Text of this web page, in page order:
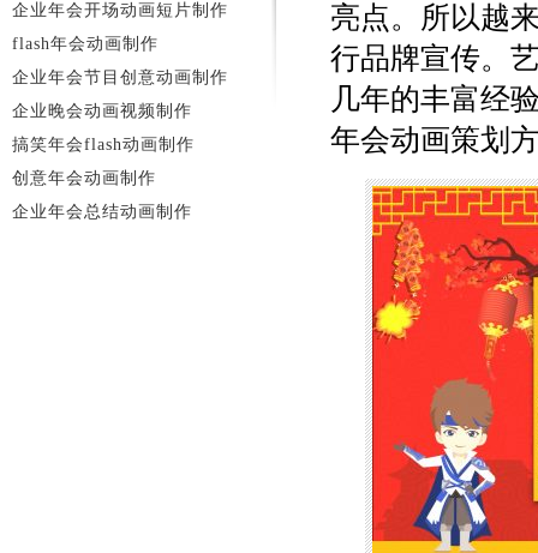
亮点。所以越
行品牌宣传。
几年的丰富经
年会动画策划
企业年会开场动画短片制作
flash年会动画制作
企业年会节目创意动画制作
企业晚会动画视频制作
搞笑年会flash动画制作
创意年会动画制作
企业年会总结动画制作